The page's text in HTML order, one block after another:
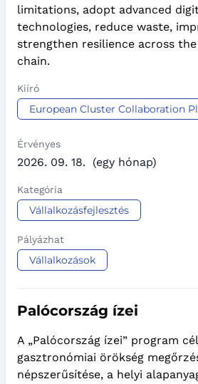
limitations, adopt advanced
technologies, reduce waste,
strengthen resilience across
chain.
Kiíró
European Cluster Collaboration
Érvényes
2026. 09. 18. (egy hónap)
Kategória
Vállalkozásfejlesztés
Pályázhat
Vállalkozások
Palócország ízei
A „Palócország ízei” program
gasztronómiai örökség
népszerűsítése, a helyi